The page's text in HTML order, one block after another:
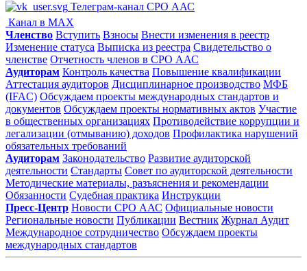
Телеграм-канал СРО ААС
Канал в MAX
Членство Вступить Взносы Внести изменения в реестр
Изменение статуса Выписка из реестра Свидетельство о
членстве Отчетность членов в СРО ААС
Аудиторам Контроль качества Повышение квалификации
Аттестация аудиторов Дисциплинарное производство МФБ
(IFAC) Обсуждаем проекты международных стандартов и
документов Обсуждаем проекты нормативных актов Участие
в общественных организациях Противодействие коррупции и
легализации (отмыванию) доходов Профилактика нарушений
обязательных требований
Аудиторам Законодательство Развитие аудиторской
деятельности Стандарты Совет по аудиторской деятельности
Методические материалы, разъяснения и рекомендации
Обязанности Судебная практика Инструкции
Пресс-Центр Новости СРО ААС Официальные новости
Региональные новости Публикации Вестник Журнал Аудит
Международное сотрудничество Обсуждаем проекты
международных стандартов